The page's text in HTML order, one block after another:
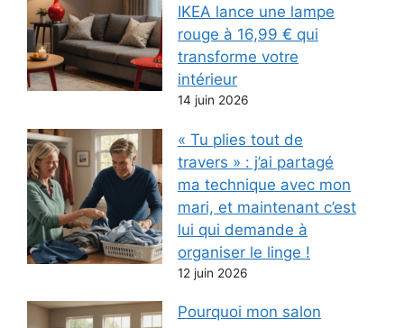
IKEA lance une lampe
rouge à 16,99 € qui
transforme votre
intérieur
14 juin 2026
« Tu plies tout de
travers » : j’ai partagé
ma technique avec mon
mari, et maintenant c’est
lui qui demande à
organiser le linge !
12 juin 2026
Pourquoi mon salon